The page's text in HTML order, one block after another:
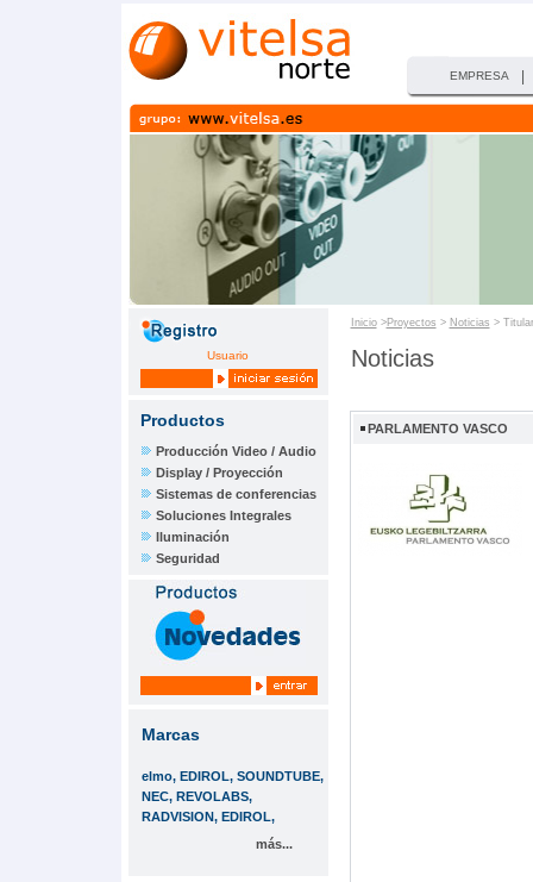
EMPRESA
Usuario
Productos
Producción Video / Audio
Display / Proyección
Sistemas de conferencias
Soluciones Integrales
Iluminación
Seguridad
Marcas
elmo, EDIROL, SOUNDTUBE,
NEC, REVOLABS,
RADVISION, EDIROL,
más...
Inicio>Proyectos > Noticias >
Noticias
PARLAMENTO VASCO